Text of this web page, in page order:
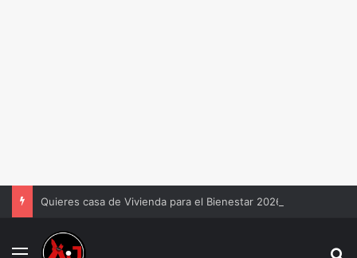
Quieres casa de Vivienda para el Bienestar 2026
Menu